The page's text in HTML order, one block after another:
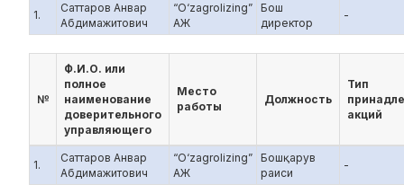
1.
Саттаров Анвар
Абдимажитович
“O‘zagrolizing”
АЖ
Бош
директор
-
№
Ф.И.О. или
полное
наименование
доверительного
управляющего
Место
работы
Должность
Тип
акций
1.
Саттаров Анвар
Абдимажитович
“O‘zagrolizing”
АЖ
Бошқарув
раиси
-